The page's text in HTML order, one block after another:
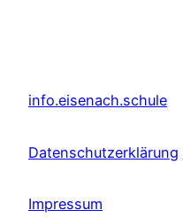
info.eisenach.schule
Datenschutzerklärung
Impressum